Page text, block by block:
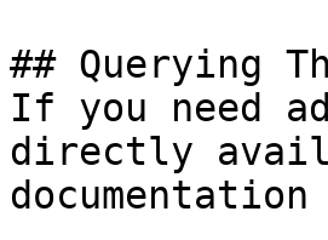
## Querying
If you need
directly